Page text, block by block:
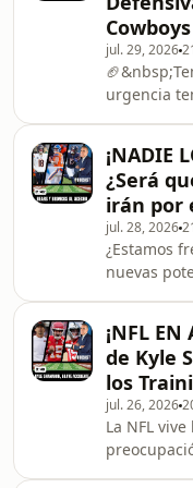
real es la
que
uno de los
liga?
los
candidato
Cowboys
jul. 29, 2026
urgencia
Daron
mercado de
durante el
el único
una final
¡NADIE
¿Será
irán por
jul. 28, 2026
¿Estamos
nuevas
los
de poder
temporada
y la
¡NFL EN
de Kyle
los
jul. 26, 2026
La NFL